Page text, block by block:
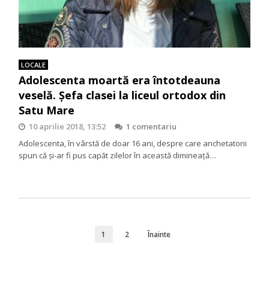
LOCALE
Adolescenta moartă era întotdeauna
veselă. Șefa clasei la liceul ortodox din
Satu Mare
10 aprilie 2018, 13:52
1 comentariu
Adolescenta, în vârstă de doar 16 ani, despre care anchetatorii
spun că și-ar fi pus capăt zilelor în această dimineață…
1 2 Înainte